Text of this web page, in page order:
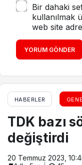
Bir dahaki
kullanılmak
web site
YORUM GÖNDER
HABERLER
TDK bazı
değiştirdi
20 Temmuz 2023,